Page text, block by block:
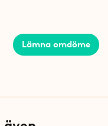
frigör du
Lämna omdöme